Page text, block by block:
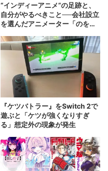
“インディーアニメ“の足跡と、
自分がやるべきこと──会社設立
を選んだアニメーター「のを
『ケツバトラー』をSwitch 2で
遊ぶと「ケツが強くなりすぎ
る」想定外の現象が発生